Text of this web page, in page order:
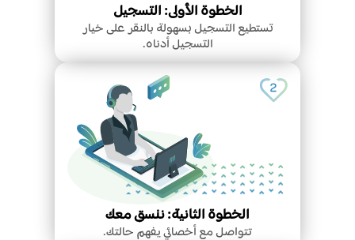
الخطوة الأولى: التسجيل
تستطيع التسجيل بسهولة بالنقر على خيار
التسجيل أدناه.
الخطوة الثانية: ننسق معك
تتواصل مع أخصائي يفهم حالتك.